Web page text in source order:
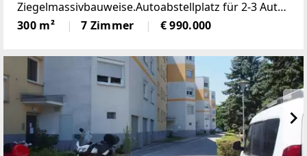
Ziegelmassivbauweise.Autoabstellplatz für 2-3 Autos
neben dem Haus.Aufteilung derzeit: Erdgeschoß:
Büro, Abstellraum, WC, Wohnzimmer mit Ausgang
300 m² 7 Zimmer € 990.000